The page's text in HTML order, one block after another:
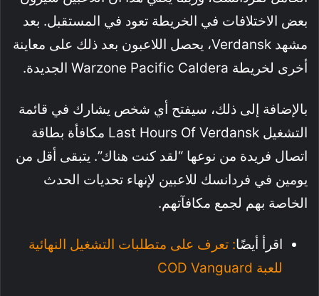
بعض الاختلافات في الخريطة تعود في المستقبل. بعد
مشهد Verdansk، يحصل اللاعبون بعد ذلك على معاينة
أخرى لخريطة Warzone Pacific Caldera الجديدة.
بالإضافة إلى ذلك، سيفتح أي شخص يشارك في قائمة
التشغيل Last Hours Of Verdansk مكافأة بطاقة
اتصال فريدة من نوعها “لقد كنت هناك”. يتبقى أقل من
يومين في فردانسك للاعبين لإنهاء تحديات الحدث
الخاصة بهم لجمع مكافآتهم.
اقرأ أيضًا: تعرف على متطلبات التشغيل النهائية
للعبة COD Vanguard